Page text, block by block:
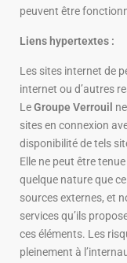
peuvent être
Liens hypertextes :
Les sites internet de
internet ou d’autres
LeGroupe Verrouil
sites en connexion
disponibilité de tels
Elle ne peut être
quelque nature que
sources externes, et
services qu’ils
ces éléments. Les
pleinement à